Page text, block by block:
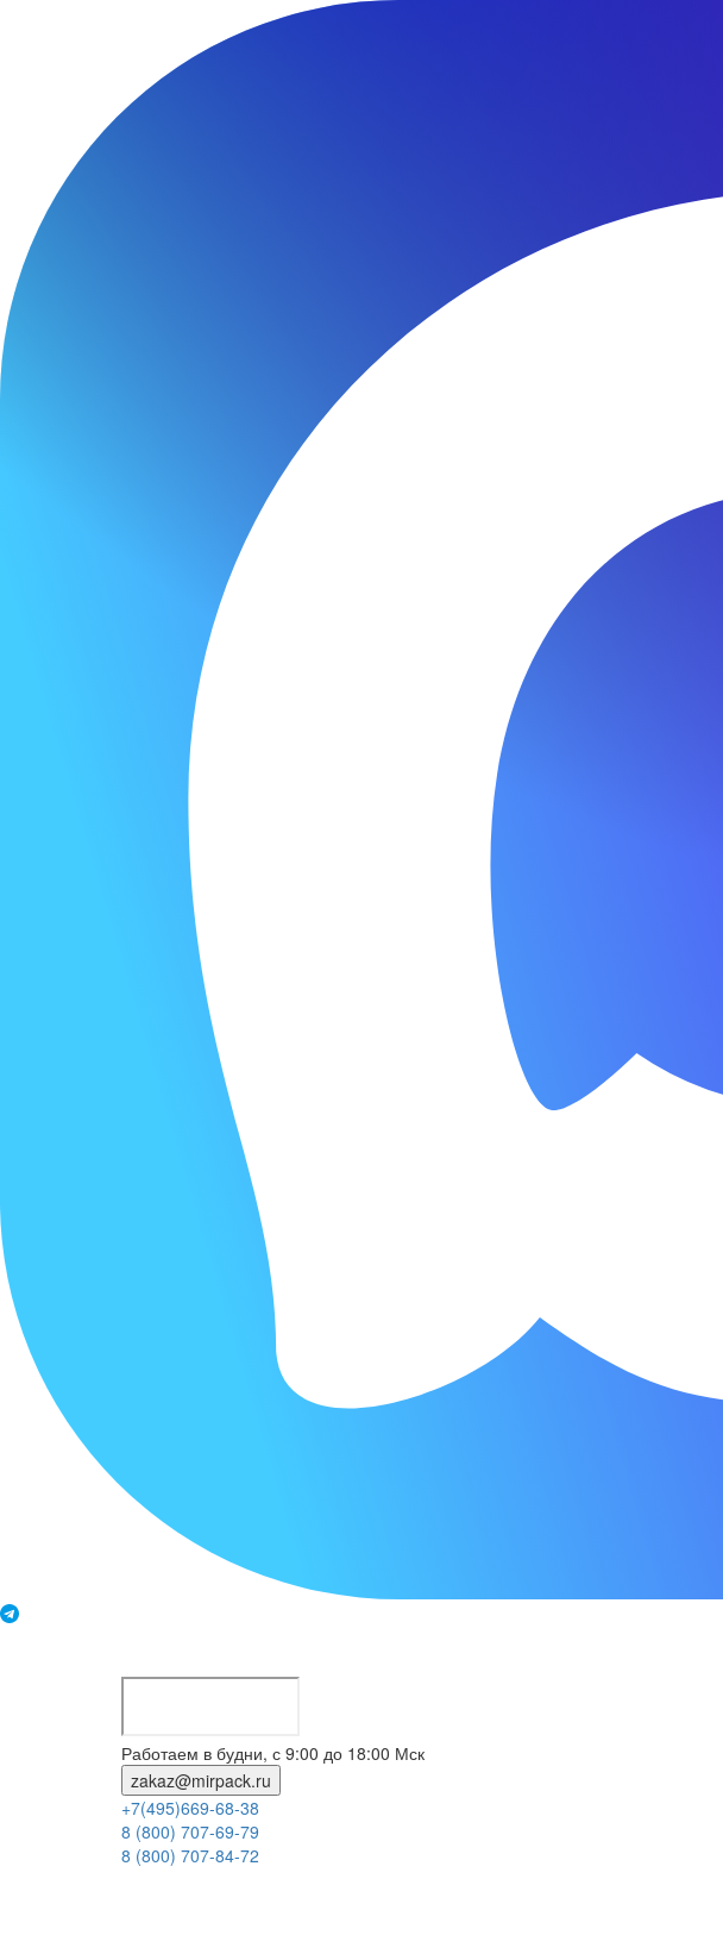
Работаем в будни, с 9:00 до 18:00 Мск
zakaz@mirpack.ru
+7(495)669-68-38
8 (800) 707-69-79
8 (800) 707-84-72